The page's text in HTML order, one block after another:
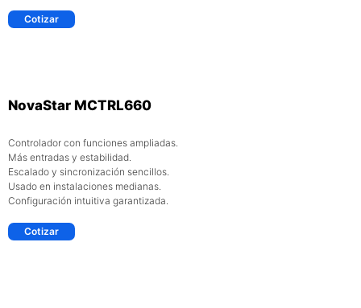
Cotizar
NovaStar MCTRL660
Controlador con funciones ampliadas.
Más entradas y estabilidad.
Escalado y sincronización sencillos.
Usado en instalaciones medianas.
Configuración intuitiva garantizada.
Cotizar